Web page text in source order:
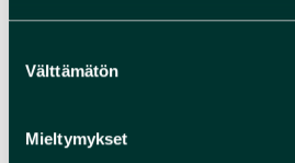
valinta
Välttämätön
Mieltymykset
Rajariidat ja
varjostavat
Elinoloihin vaikuttivat
sodat. Se, että Oulujoki oli niin